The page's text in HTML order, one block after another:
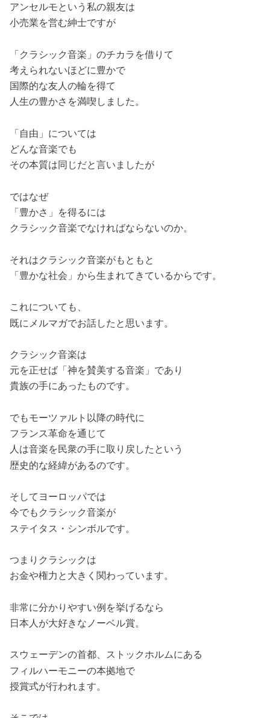
アンセルモという私の親友は
小売業を営む紳士ですが
「クラシック音楽」のチカラを借りて
考えられないほどに豊かで
国際的な友人の輪を得て
人生の豊かさを満喫しました。
「自由」については
どんな音楽でも
その本質は同じだと言いましたが
ではなぜ
「豊かさ」を得るには
クラシック音楽でなければならないのか。
それはクラシック音楽がもともと
「豊かな社会」から生まれてきているからです。
これについても、
既にメルマガでお話したと思います。
クラシック音楽は
元を正せば「神を賛美する音楽」であり
貴族の手にあったものです。
でもモーツァルト以降の時代に
フランス革命を通じて
人は音楽を民衆の手に取り戻したという
歴史的な経緯があるのです。
そしてヨーロッパでは
今でもクラシック音楽が
ステイタス・シンボルです。
つまりクラシックは
お金や権力と大きく関わっています。
非常に分かりやすい例を挙げるなら
日本人が大好きなノーベル賞。
スウェーデンの首都、ストックホルムにある
フィルハーモニーの本拠地で
授賞式が行われます。